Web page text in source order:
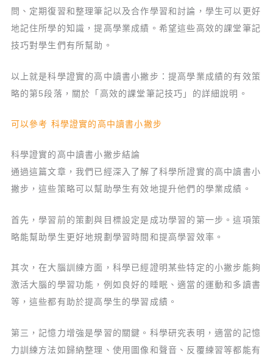
問、定期復習和整理筆記以及合作學習和討論，學生可以更好
地記住所學的知識，提高學業成績。希望這些高效的課堂筆記
技巧對學生們有所幫助。
以上就是科學證實的高中讀書小撇步：提高學業成績的有效策
略的第5段落，關於「高效的課堂筆記技巧」的詳細說明。
可以參考 科學證實的高中讀書小撇步
科學證實的高中讀書小撇步結論
通過這篇文章，我們已經深入了解了科學所證實的高中讀書小
撇步，這些策略可以幫助學生有效地提升他們的學業成績。
首先，學習前的策劃與目標設定是成功學習的第一步。這項策
略能幫助學生更好地規劃學習時間和提高學習效率。
其次，在大腦訓練方面，科學已經證明某些特定的小撇步能夠
激活大腦的學習功能，例如良好的睡眠、適當的運動和多讀書
等，這些都有助於提高學生的學習成績。
第三，記憶力增強是學習的關鍵。科學研究表明，適當的記憶
力訓練方法如歸納整理、使用圖像和聲音、反覆練習等都能有